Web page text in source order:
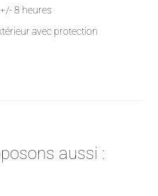
8 heures
avec protection
aussi :